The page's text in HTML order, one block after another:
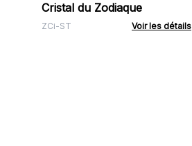
Cristal du Zodiaque
ZCi-ST Voir les détails